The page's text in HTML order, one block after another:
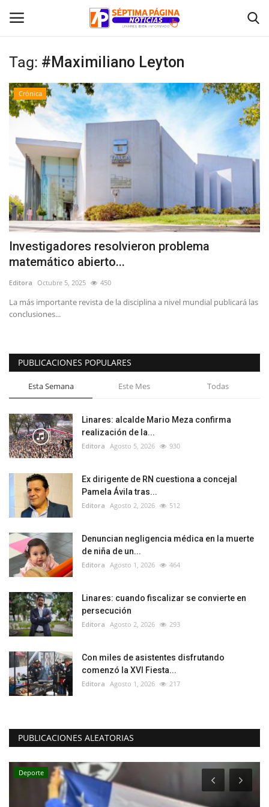
Inicio
Crónica
Policial
Tribunales
Deporte
Política
Espectáculos
Tag: #Maximiliano Leyton
Crónica
Investigadores resolvieron problema
matemático abierto...
Editora Octubre 5, 2025 450
La más importante revista de la disciplina a nivel mundial publicará las
conclusiones...
PUBLICACIONES POPULARES
Esta Semana Este Mes Todas
Linares: alcalde Mario Meza confirma
realización de la...
Editora Agosto 5, 2026 930
Ex dirigente de RN cuestiona a concejal
Pamela Ávila tras...
Editora Agosto 2, 2026 512
Denuncian negligencia médica en la muerte
de niña de un...
Editora Agosto 1, 2026 464
Linares: cuando fiscalizar se convierte en
persecución
Editora Agosto 2, 2026 293
Con miles de asistentes disfrutando
comenzó la XVI Fiesta...
Editora Agosto 1, 2026 217
PUBLICACIONES ALEATORIAS
Deporte